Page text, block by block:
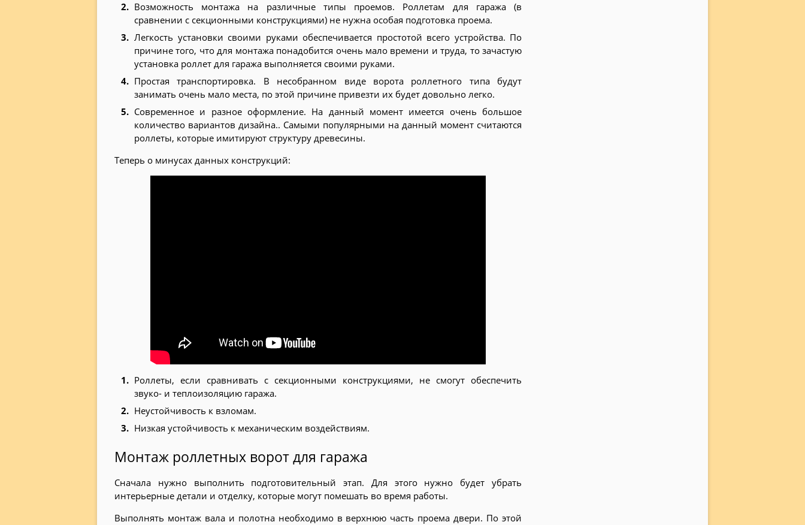
Возможность монтажа на различные типы проемов. Роллетам для гаража (в
сравнении с секционными конструкциями) не нужна особая подготовка проема.
Легкость установки своими руками обеспечивается простотой всего устройства. По
причине того, что для монтажа понадобится очень мало времени и труда, то зачастую
установка роллет для гаража выполняется своими руками.
Простая транспортировка. В несобранном виде ворота роллетного типа будут
занимать очень мало места, по этой причине привезти их будет довольно легко.
Современное и разное оформление. На данный момент имеется очень большое
количество вариантов дизайна.. Самыми популярными на данный момент считаются
роллеты, которые имитируют структуру древесины.
Теперь о минусах данных конструкций:
Роллеты, если сравнивать с секционными конструкциями, не смогут обеспечить
звуко- и теплоизоляцию гаража.
Неустойчивость к взломам.
Низкая устойчивость к механическим воздействиям.
Монтаж роллетных ворот для гаража
Сначала нужно выполнить подготовительный этап. Для этого нужно будет убрать
интерьерные детали и отделку, которые могут помешать во время работы.
Выполнять монтаж вала и полотна необходимо в верхнюю часть проема двери. По этой